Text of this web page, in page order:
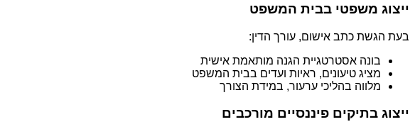
ייצוג משפטי בבית המשפט
בעת הגשת כתב אישום, עורך הדין:
בונה אסטרטגיית הגנה מותאמת אישית
מציג טיעונים, ראיות ועדים בבית המשפט
מלווה בהליכי ערעור, במידת הצורך
ייצוג בתיקים פיננסיים מורכבים